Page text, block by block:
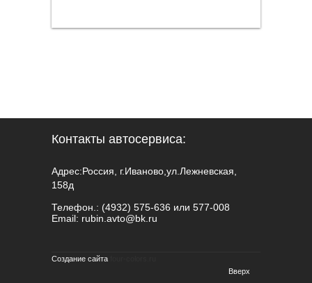
Контакты автосервиса:
Адрес:Россия, г.Иваново,ул.Лежневская,
158д
Телефон.: (4932) 575-636 или 577-008
Email: rubin.avto@bk.ru
Создание сайта
Вверх